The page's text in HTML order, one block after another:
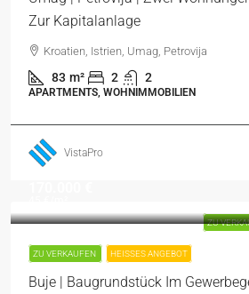
Zur Kapitalanlage
Kroatien, Istrien, Umag, Petrovija
83 m² 2 2
APARTMENTS, WOHNIMMOBILIEN
VistaPro
ZU
ZU VERKAUFEN HEISSES ANGEBOT
Buje | Baugrundstück Im